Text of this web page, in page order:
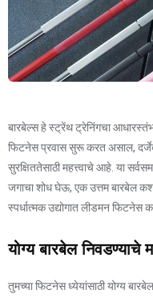
बारबेल्स हे स्ट्रेंथ ट्रेनिंगचा
फिटनेस प्रवास सुरू करत असाल,
सुरक्षिततेसाठी महत्त्वाचे आहे. या
जगाचा शोध घेऊ, एक उत्तम बारबेल
स्पर्धात्मक उद्योगात लीडमन
योग्य बारबेल निवडण्याचे
तुमच्या फिटनेस ध्येयांसाठी योग्य